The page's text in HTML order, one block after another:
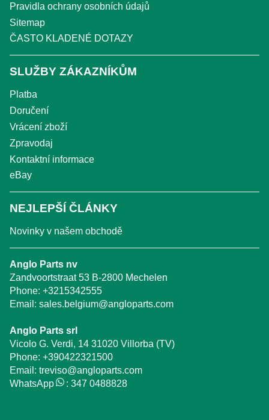
Pravidla ochrany osobních údajů
Sitemap
ČASTO KLADENÉ DOTAZY
SLUŽBY ZÁKAZNÍKŮM
Platba
Doručení
Vrácení zboží
Zpravodaj
Kontaktní informace
eBay
NEJLEPŠÍ ČLÁNKY
Novinky v našem obchodě
Anglo Parts nv
Zandvoortstraat 53 B-2800 Mechelen
Phone: +3215342555
Email: sales.belgium@angloparts.com
Anglo Parts srl
Vicolo G. Verdi, 14 31020 Villorba (TV)
Phone: +390422321500
Email: treviso@angloparts.com
WhatsApp
: 347 0488828